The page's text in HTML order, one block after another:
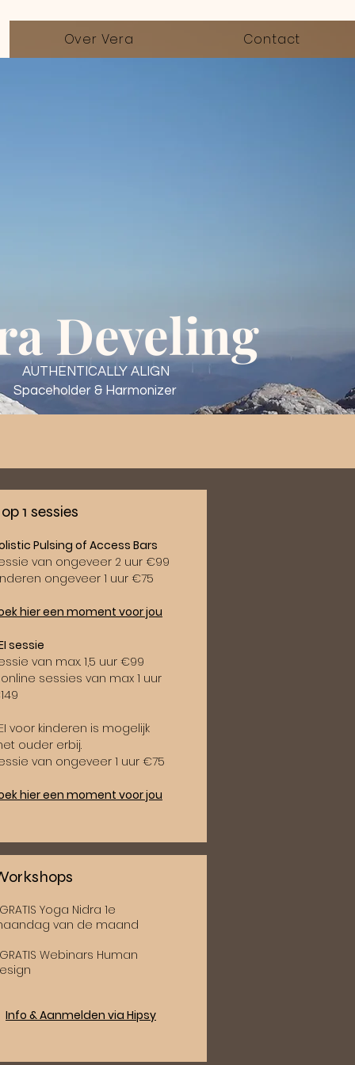
Over Vera Contact
Develing
AUTHENTICALLY ALIGN
Spaceholder & Harmonizer
op 1 sessies
Pulsing of Access Bars
van ongeveer 2 uur €99
ongeveer 1 uur €75
hier een moment voor jou
sessie
van max. 1,5 uur €99
sessies van max 1 uur
voor kinderen is mogelijk
ouder erbij.
van ongeveer 1 uur €75
hier een moment voor jou
Yoga Nidra 1e
van de maand
Webinars Human
Info & Aanmelden via Hipsy